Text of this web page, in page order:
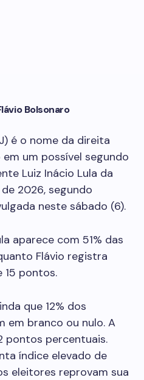
Bolsonaro
é o nome da direita
um possível segundo
Luiz Inácio Lula da
2026, segundo
neste sábado (6).
aparece com 51% das
Flávio registra
15 pontos.
que 12% dos
em branco ou nulo. A
pontos percentuais.
índice elevado de
eleitores reprovam sua